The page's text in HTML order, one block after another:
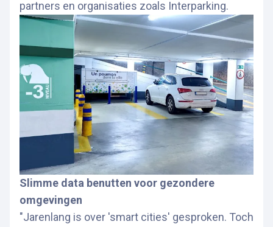
partners en organisaties zoals Interparking.
Slimme data benutten voor gezondere
omgevingen
"Jarenlang is over 'smart cities' gesproken. Toch